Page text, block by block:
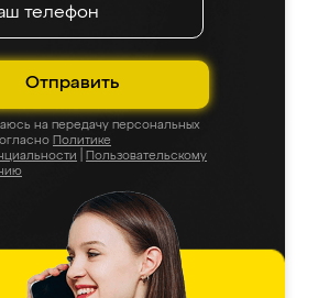
Отправить
на передачу персональных
Политике
Пользовательскому